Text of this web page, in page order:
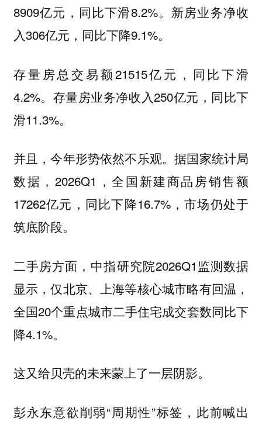
8909亿元，同比下滑8.2%。新房业务净收
入306亿元，同比下降9.1%。
存量房总交易额21515亿元，同比下滑
4.2%。存量房业务净收入250亿元，同比下
滑11.3%。
并且，今年形势依然不乐观。据国家统计局
数据，2026Q1，全国新建商品房销售额
17262亿元，同比下降16.7%，市场仍处于
筑底阶段。
二手房方面，中指研究院2026Q1监测数据
显示，仅北京、上海等核心城市略有回温，
全国20个重点城市二手住宅成交套数同比下
降4.1%。
这又给贝壳的未来蒙上了一层阴影。
彭永东意欲削弱“周期性”标签，此前喊出